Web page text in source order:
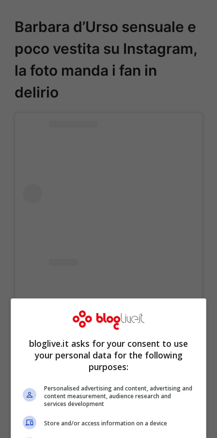
Barbara d’Urso sensuale e
poco vestita su Instagram,
la foto manda i fan in
delirio
Visualizza questo post su Instagram
bloglive.it asks for your consent to use
your personal data for the following
purposes:
Personalised advertising and content, advertising and
content measurement, audience research and
services development
Store and/or access information on a device